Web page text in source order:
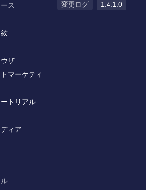
ス
ザ
マーケティ
トリアル
ィア
変更ログ 1.4.1.0